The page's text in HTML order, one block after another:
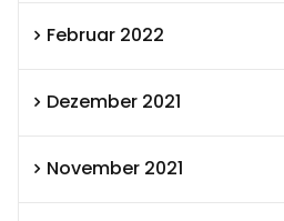
Februar 2022
Dezember 2021
November 2021